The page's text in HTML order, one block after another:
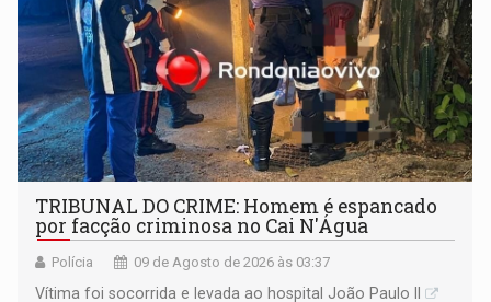
TRIBUNAL DO CRIME: Homem é espancado
por facção criminosa no Cai N'Água
Polícia 09 de Agosto de 2026 às 03:37
Vítima foi socorrida e levada ao hospital João Paulo II